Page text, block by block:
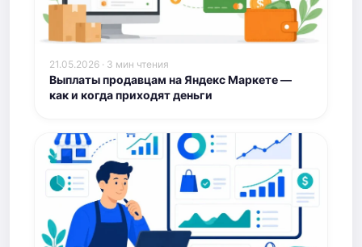
21.05.2026 · 3 мин чтения
Выплаты продавцам на Яндекс Маркете —
как и когда приходят деньги